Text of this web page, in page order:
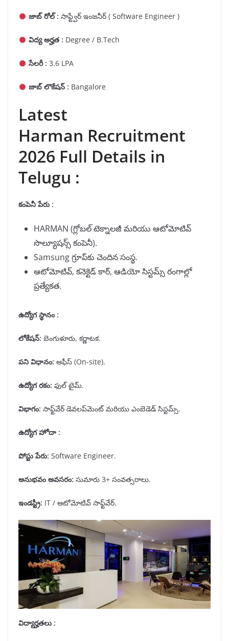
జాబ్ రోల్ : సాఫ్ట్వేర్ ఇంజనీర్ ( Software Engineer )
విద్య అర్హత : Degree / B.Tech
సేలరీ : 3.6 LPA
జాబ్ లొకేషన్ : Bangalore
Latest
Harman Recruitment
2026 Full Details in
Telugu :
కంపెనీ పేరు :
HARMAN (గ్లోబల్ టెక్నాలజీ మరియు ఆటోమోటివ్
సొల్యూషన్స్ కంపెనీ).
Samsung గ్రూప్‌కు చెందిన సంస్థ.
ఆటోమోటివ్, కనెక్టెడ్ కార్, ఆడియో సిస్టమ్స్ రంగాల్లో
ప్రత్యేకత.
ఉద్యోగ స్థానం :
లోకేషన్: బెంగుళూరు, కర్ణాటక.
పని విధానం: ఆఫీస్ (On-site).
ఉద్యోగ రకం: ఫుల్ టైమ్.
విభాగం: సాఫ్ట్‌వేర్ డెవలప్‌మెంట్ మరియు ఎంబెడెడ్ సిస్టమ్స్.
ఉద్యోగ హోదా :
పోస్టు పేరు: Software Engineer.
అనుభవం అవసరం: సుమారు 3+ సంవత్సరాలు.
ఇండస్ట్రీ: IT / ఆటోమోటివ్ సాఫ్ట్‌వేర్.
విద్యార్హతలు :